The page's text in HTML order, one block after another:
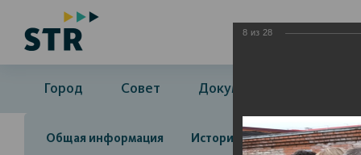
Город Совет Документы
Общая информация История Объекты
8 из 28